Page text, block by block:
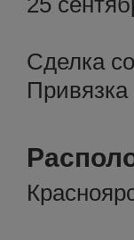
Сделка
Привязка